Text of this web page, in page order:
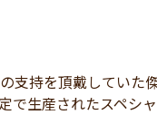
支持を頂戴していた
生産されたスペシ